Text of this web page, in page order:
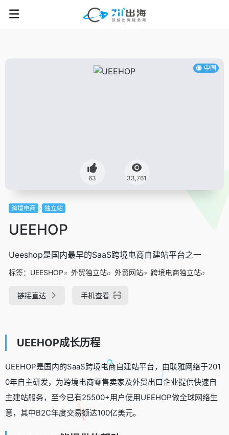
中国
63 33,761
跨境电商 独立站
UEEHOP
Ueeshop是国内最早的SaaS跨境电商自建站平台之一
标签： UEESHOP 外贸独立站 外贸网站 跨境电商独立站
链接直达 手机查看
UEEHOP成长历程
UEEHOP是国内的SaaS跨境电商自建站平台，由联雅网络于201
0年自主研发，为跨境电商零售卖家及外贸出口企业提供快速自
主建站服务，至今已有25500+用户使用UEEHOP做全球网络生
意，其中B2C年度交易额达100亿美元。